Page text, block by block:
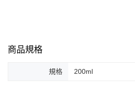
商品規格
規格 200ml